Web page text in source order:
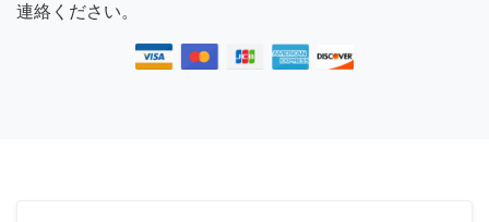
連絡ください。